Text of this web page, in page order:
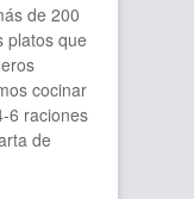
de 200
platos que
cocinar
6 raciones
de